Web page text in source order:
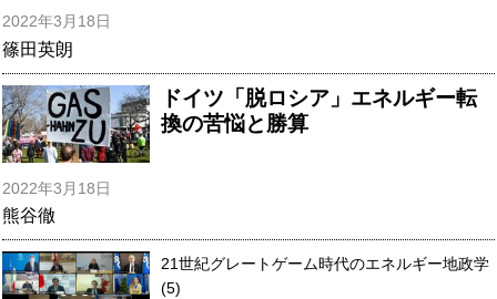
2022年3月18日
篠田英朗
ドイツ「脱ロシア」エネルギー転
換の苦悩と勝算
2022年3月18日
熊谷徹
21世紀グレートゲーム時代のエネルギー地政学
(5)